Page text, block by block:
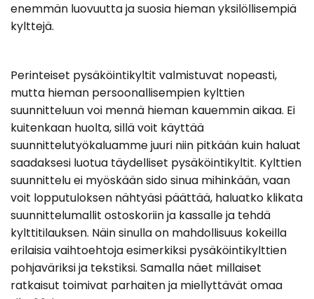
enemmän luovuutta ja suosia hieman yksilöllisempiä
kylttejä.
Perinteiset pysäköintikyltit valmistuvat nopeasti,
mutta hieman persoonallisempien kylttien
suunnitteluun voi mennä hieman kauemmin aikaa. Ei
kuitenkaan huolta, sillä voit käyttää
suunnittelutyökaluamme juuri niin pitkään kuin haluat
saadaksesi luotua täydelliset pysäköintikyltit. Kylttien
suunnittelu ei myöskään sido sinua mihinkään, vaan
voit lopputuloksen nähtyäsi päättää, haluatko klikata
suunnittelumallit ostoskoriin ja kassalle ja tehdä
kylttitilauksen. Näin sinulla on mahdollisuus kokeilla
erilaisia vaihtoehtoja esimerkiksi pysäköintikylttien
pohjaväriksi ja tekstiksi. Samalla näet millaiset
ratkaisut toimivat parhaiten ja miellyttävät omaa